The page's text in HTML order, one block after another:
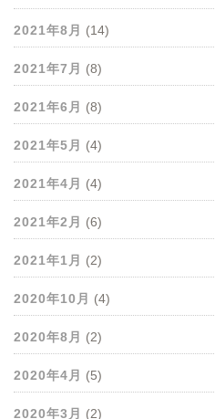
2021年8月 (14)
2021年7月 (8)
2021年6月 (8)
2021年5月 (4)
2021年4月 (4)
2021年2月 (6)
2021年1月 (2)
2020年10月 (4)
2020年8月 (2)
2020年4月 (5)
2020年3月 (2)